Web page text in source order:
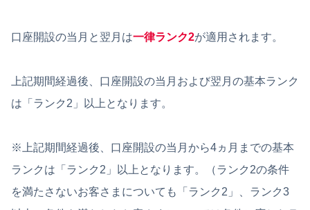
口座開設の当月と翌月は一律ランク2が適用されます。
上記期間経過後、口座開設の当月および翌月の基本ランク
は「ランク2」以上となります。
※上記期間経過後、口座開設の当月から4ヵ月までの基本
ランクは「ランク2」以上となります。（ランク2の条件
を満たさないお客さまについても「ランク2」、ランク3